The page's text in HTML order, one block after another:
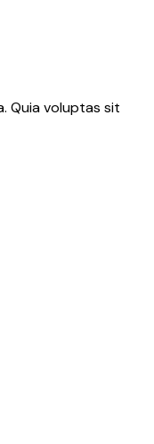
Quia voluptas sit